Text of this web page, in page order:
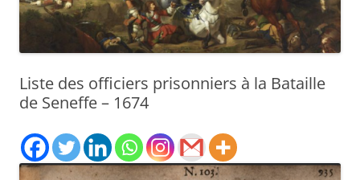
Liste des officiers prisonniers à la Bataille
de Seneffe – 1674